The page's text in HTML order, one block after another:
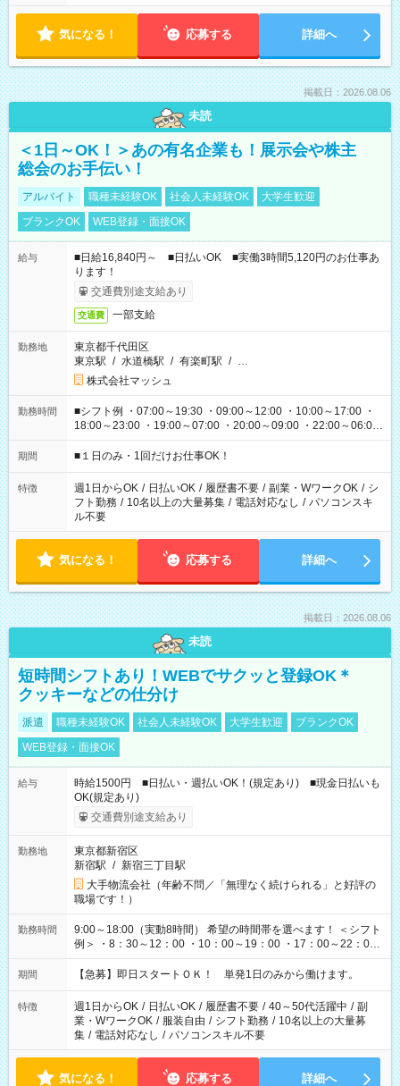
気になる！ 応募する 詳細へ
掲載日：2026.08.06
未読
＜1日～OK！＞あの有名企業も！展示会や株主
総会のお手伝い！
アルバイト 職種未経験OK 社会人未経験OK
大学生歓迎
ブランクOK
WEB登録・面接OK
給与
■日給16,840円～ ■日払いOK ■実働3時間5,120円のお仕事あ
ります！
交通費別途支給あり
交通費 一部支給
勤務地
東京都千代田区
東京駅 / 水道橋駅 / 有楽町駅 / …
株式会社マッシュ
勤務時間
■シフト例 ・07:00～19:30 ・09:00～12:00 ・10:00～17:00 ・
18:00～23:00 ・19:00～07:00 ・20:00～09:00 ・22:00～06:00
etc ★最短で3時間で5,120円のお仕事から 15時間で2万円近く稼
げるお仕事も！ ご希望のお時間に合わせてご紹介！ ※シフトは
ください！
期間 ■１日のみ・1回だけお仕事OK！
特徴 週1日からOK / 日払いOK / 履歴書不要 / 副業・WワークOK / シ
フト勤務 / 10名以上の大量募集 / 電話対応なし / パソコンスキ
ル不要
気になる！ 応募する 詳細へ
掲載日：2026.08.06
未読
短時間シフトあり！WEBでサクッと登録OK＊
クッキーなどの仕分け
派遣 職種未経験OK 社会人未経験OK 大学生歓迎
ブランクOK
WEB登録・面接OK
給与
時給1500円 ■日払い・週払いOK！(規定あり) ■現金日払いも
OK(規定あり)
交通費別途支給あり
勤務地
東京都新宿区
新宿駅 / 新宿三丁目駅
大手物流会社（年齢不問／「無理なく続けられる」と好評の
職場です！）
勤務時間
9:00～18:00（実動8時間） 希望の時間帯を選べます！ ＜シフト
例＞ ・8：30～12：00 ・10：00～19：00 ・17：00～22：00
・13：00～22：00 ・22：00～翌6：00 など
期間 【急募】即日スタートＯＫ！ 単発1日のみから働けます。
特徴 週1日からOK / 日払いOK / 履歴書不要 / 40～50代活躍中 / 副
業・WワークOK / 服装自由 / シフト勤務 / 10名以上の大量募
集 / 電話対応なし / パソコンスキル不要
気になる！ 応募する 詳細へ